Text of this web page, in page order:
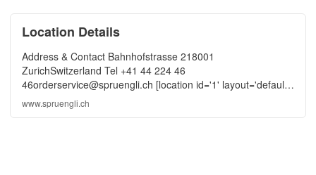
Location Details
Address & Contact Bahnhofstrasse 218001
ZurichSwitzerland Tel +41 44 224 46
46orderservice@spruengli.ch [location id='1' layout='default']
Order service Tel +41 44 224 47 11bestell-
service@spruengli.ch Opening hours [location id='3'
www.spruengli.ch